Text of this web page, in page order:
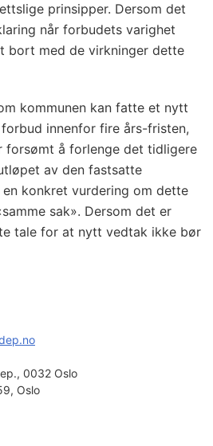
prinsipper. Dersom det
når forbudets varighet
bort med de virkninger dette
kommunen kan fatte et nytt
innenfor fire års-fristen,
forsømt å forlenge det tidligere
av den fastsatte
konkret vurdering om dette
sak». Dersom det er
tale for at nytt vedtak ikke bør
0032 Oslo
Oslo